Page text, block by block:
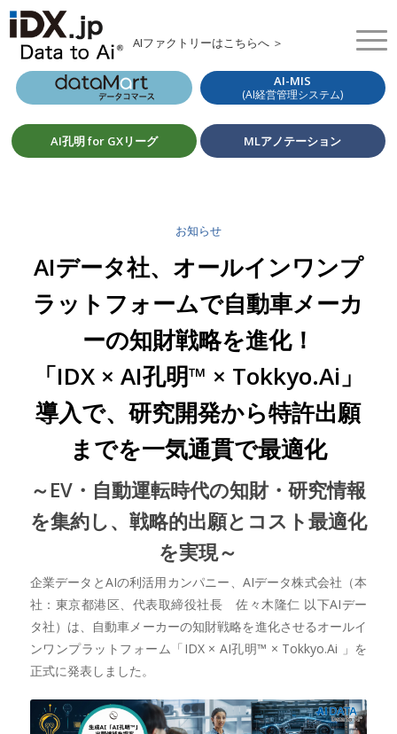
AIファクトリーはこちらへ ＞
AI-MIS
(AI経営管理システム)
AI孔明 for GXリーグ MLアノテーション
お知らせ
AIデータ社、オールインワンプ
ラットフォームで自動車メーカ
ーの知財戦略を進化！
「IDX × AI孔明™ × Tokkyo.Ai」
導入で、研究開発から特許出願
までを一気通貫で最適化
～EV・自動運転時代の知財・研究情報
を集約し、戦略的出願とコスト最適化
を実現～
企業データとAIの利活用カンパニー、AIデータ株式会社（本
社：東京都港区、代表取締役社長 佐々木隆仁 以下AIデー
タ社）は、自動車メーカーの知財戦略を進化させるオールイ
ンワンプラットフォーム「IDX × AI孔明™ × Tokkyo.Ai 」を
正式に発表しました。